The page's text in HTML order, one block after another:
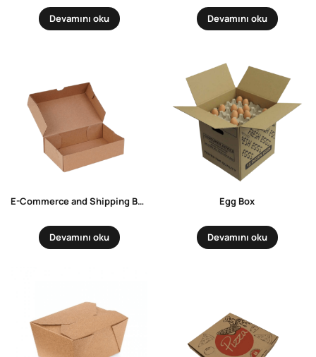
Devamını oku Devamını oku
E-Commerce and Shipping Box
Devamını oku
Egg Box
Devamını oku